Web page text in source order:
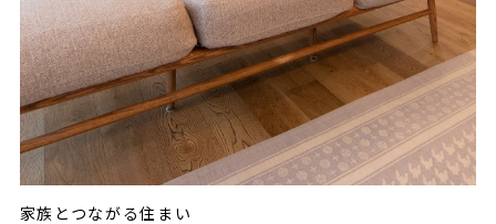
家族とつながる住まい